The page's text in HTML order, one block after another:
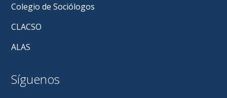
Colegio de Sociólogos
CLACSO
ALAS
Síguenos